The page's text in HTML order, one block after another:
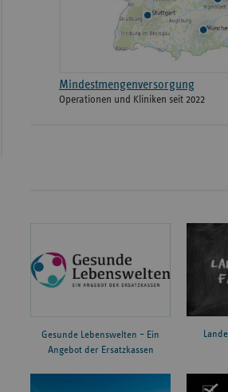
Mindestmengenversorgung
Operationen und Kliniken seit 2022
Gesunde Lebenswelten – Ein
Angebot der Ersatzkassen